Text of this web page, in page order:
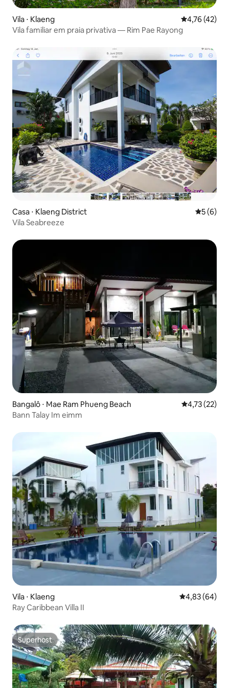
Vila ⋅ Klaeng 4,76 de uma
4,76 (42)
Vila familiar em praia privativa — Rim Pae Rayong
Casa ⋅ Klaeng District 5 de
5 (6)
Vila Seabreeze
Bangalô ⋅ Mae Ram Phueng Beach 4,73 de uma
4,73 (22)
Bann Talay Im eimm
Vila ⋅ Klaeng 4,83 de uma
4,83 (64)
Ray Caribbean Villa II
Superhost
Superhost